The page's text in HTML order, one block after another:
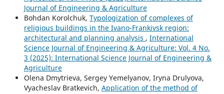
Journal of Engineering & Agriculture
Bohdan Korolchuk, Typologization of complexes of
religious buildings in the Ivano-Frankivsk region:
architectural and planning analysis , International
Science Journal of Engineering & Agriculture: Vol. 4 No.
3 (2025): International Science Journal of Engineering &
Agriculture
Olena Dmytrieva, Sergey Yemelyanov, Iryna Drulyova,
Vyacheslav Bratkevich, Application of the method of